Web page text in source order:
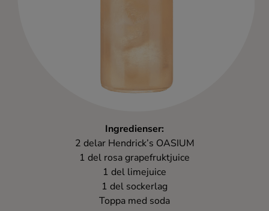
Ingredienser:
2 delar Hendrick’s OASIUM
1 del rosa grapefruktjuice
1 del limejuice
1 del sockerlag
Toppa med soda